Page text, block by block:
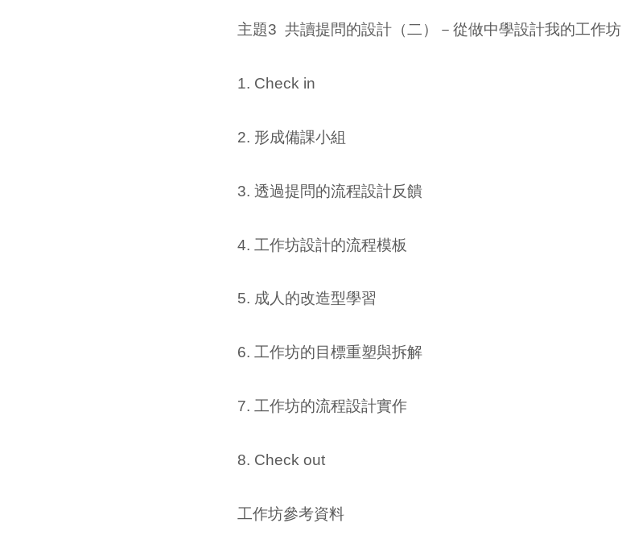
主題3 共讀提問的設計（二）－從做中學設計我的工作坊
1. Check in
2. 形成備課小組
3. 透過提問的流程設計反饋
4. 工作坊設計的流程模板
5. 成人的改造型學習
6. 工作坊的目標重塑與拆解
7. 工作坊的流程設計實作
8. Check out
工作坊參考資料